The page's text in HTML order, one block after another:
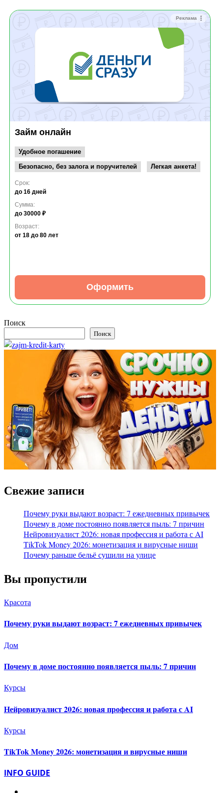
Реклама
Займ онлайн
Удобное погашение
Безопасно, без залога и поручителей
Легкая анкета!
Срок:
до 16 дней
Сумма:
до 30000 ₽
Возраст:
от 18 до 80 лет
Оформить
Поиск
Поиск
Свежие записи
Почему руки выдают возраст: 7 ежедневных привычек
Почему в доме постоянно появляется пыль: 7 причин
Нейровизуалист 2026: новая профессия и работа с AI
TikTok Money 2026: монетизация и вирусные ниши
Почему раньше бельё сушили на улице
Вы пропустили
Красота
Почему руки выдают возраст: 7 ежедневных привычек
Дом
Почему в доме постоянно появляется пыль: 7 причин
Курсы
Нейровизуалист 2026: новая профессия и работа с AI
Курсы
TikTok Money 2026: монетизация и вирусные ниши
INFO GUIDE